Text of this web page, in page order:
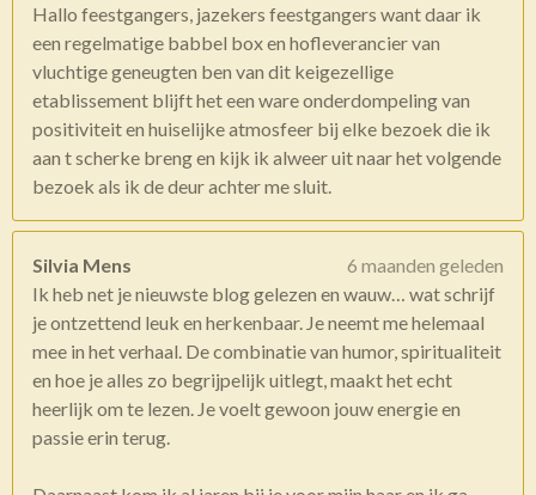
Hallo feestgangers, jazekers feestgangers want daar ik
een regelmatige babbel box en hofleverancier van
vluchtige geneugten ben van dit keigezellige
etablissement blijft het een ware onderdompeling van
positiviteit en huiselijke atmosfeer bij elke bezoek die ik
aan t scherke breng en kijk ik alweer uit naar het volgende
bezoek als ik de deur achter me sluit.
Silvia Mens
6 maanden geleden
Ik heb net je nieuwste blog gelezen en wauw… wat schrijf
je ontzettend leuk en herkenbaar. Je neemt me helemaal
mee in het verhaal. De combinatie van humor, spiritualiteit
en hoe je alles zo begrijpelijk uitlegt, maakt het echt
heerlijk om te lezen. Je voelt gewoon jouw energie en
passie erin terug.